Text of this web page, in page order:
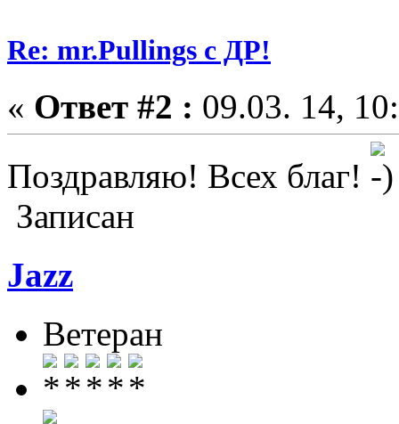
Re: mr.Pullings с ДР!
« Ответ #2 : 09.03. 14,
Поздравляю! Всех благ!
Записан
Jazz
Ветеран